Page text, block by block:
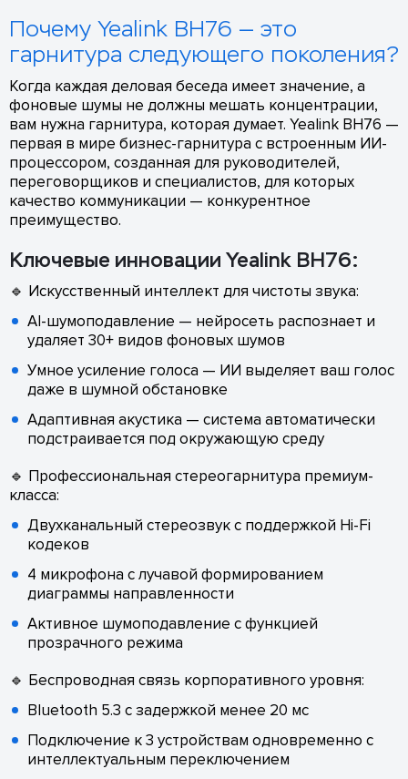
Почему Yealink BH76 — это
гарнитура следующего поколения?
Когда каждая деловая беседа имеет значение, а
фоновые шумы не должны мешать концентрации,
вам нужна гарнитура, которая думает. Yealink BH76 —
первая в мире бизнес-гарнитура с встроенным ИИ-
процессором, созданная для руководителей,
переговорщиков и специалистов, для которых
качество коммуникации — конкурентное
преимущество.
Ключевые инновации Yealink BH76:
🔹 Искусственный интеллект для чистоты звука:
AI-шумоподавление — нейросеть распознает и
удаляет 30+ видов фоновых шумов
Умное усиление голоса — ИИ выделяет ваш голос
даже в шумной обстановке
Адаптивная акустика — система автоматически
подстраивается под окружающую среду
🔹 Профессиональная стереогарнитура премиум-
класса:
Двухканальный стереозвук с поддержкой Hi-Fi
кодеков
4 микрофона с лучавой формированием
диаграммы направленности
Активное шумоподавление с функцией
прозрачного режима
🔹 Беспроводная связь корпоративного уровня:
Bluetooth 5.3 с задержкой менее 20 мс
Подключение к 3 устройствам одновременно с
интеллектуальным переключением